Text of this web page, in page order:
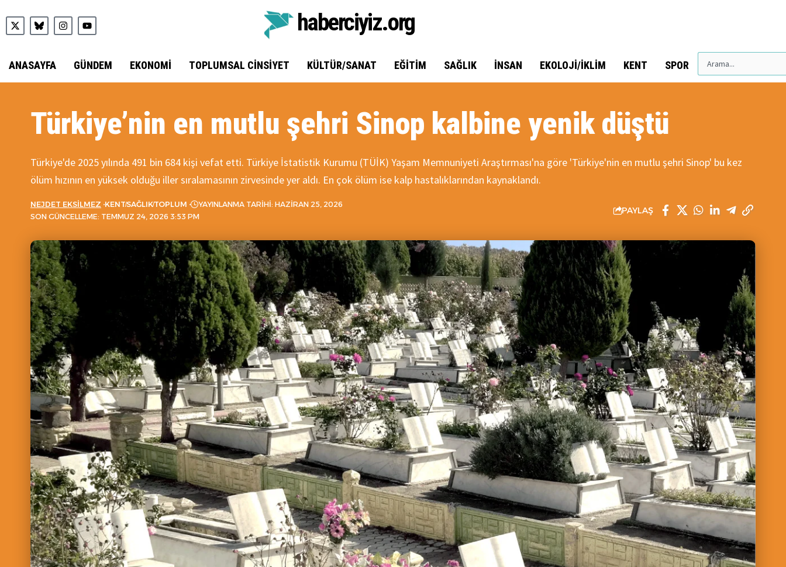
haberciyiz.org
ANASAYFA GÜNDEM EKONOMI TOPLUMSAL CINSIYET KÜLTÜR/SANAT EĞITIM SAĞLIK İNSAN EKOLOJI/İKLIM KENT SPOR
Türkiye’nin en mutlu şehri Sinop kalbine yenik düştü
Türkiye'de 2025 yılında 491 bin 684 kişi vefat etti. Türkiye İstatistik Kurumu (TÜİK) Yaşam Memnuniyeti Araştırması'na göre 'Türkiye'nin en mutlu şehri Sinop' bu kez
ölüm hızının en yüksek olduğu iller sıralamasının zirvesinde yer aldı. En çok ölüm ise kalp hastalıklarından kaynaklandı.
SON GÜNCELLEME: TEMMUZ 24, 2026 3:53 PM
NEJDET EKSILMEZ KENTSAĞLIKTOPLUM YAYINLANMA TARIHI: HAZIRAN 25, 2026
PAYLAŞ